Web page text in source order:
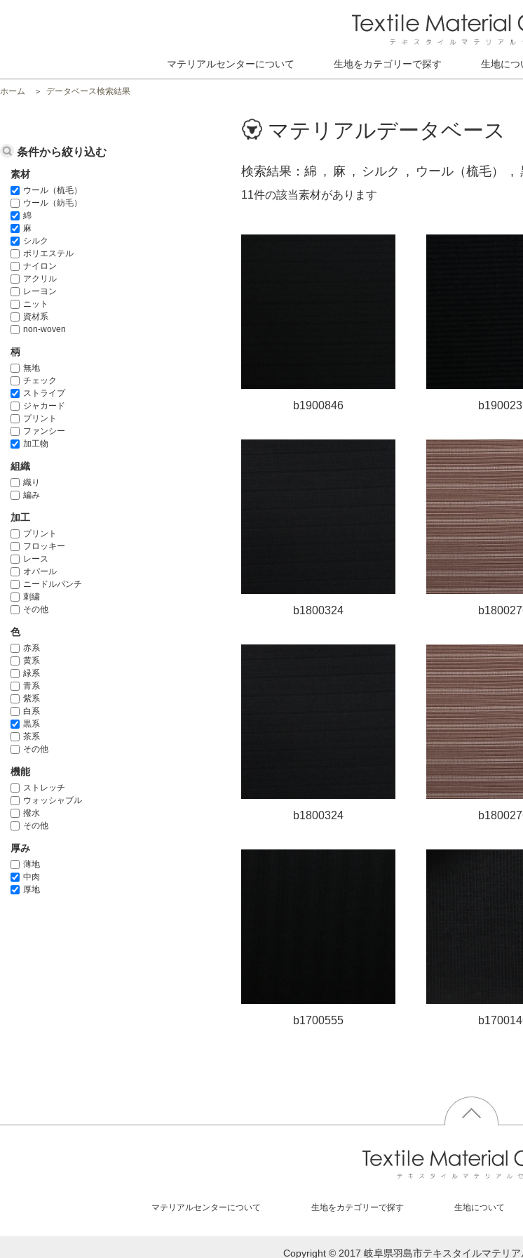
マテリアルセンターについて 生地をカテゴリーで探す 生地につ
ホーム データベース検索結果
マテリアルデータベース
検索結果 綿 麻 シルク ウール（梳毛）
11件の該当素材があります
b1900846
b1800324
b1800324
b1700555
条件から絞り込む
素材
ウール（梳毛）
ウール（紡毛）
綿
麻
シルク
ポリエステル
ナイロン
アクリル
レーヨン
ニット
資材系
non-woven
柄
無地
チェック
ストライプ
ジャカード
プリント
ファンシー
加工物
組織
織り
編み
加工
プリント
フロッキー
レース
オパール
ニードルパンチ
刺繍
その他
色
赤系
黄系
緑系
青系
紫系
白系
黒系
茶系
その他
機能
ストレッチ
ウォッシャブル
撥水
その他
厚み
薄地
中肉
厚地
マテリアルセンターについて 生地をカテゴリーで探す 生地について
Copyright © 2017 岐阜県羽島市テキスタイルマテリ